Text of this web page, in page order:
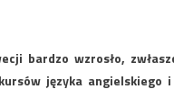
bardzo wzrosło,
języka